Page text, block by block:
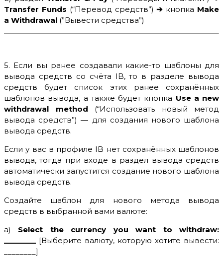
Transfer Funds (“Перевод средств”)➔ кнопка Make
a Withdrawal (”Вывести средства”)
5. Если вы ранее создавали какие-то шаблоны для
вывода средств со счёта IB, то в разделе вывода
средств будет список этих ранее сохранённых
шаблонов вывода, а также будет кнопка Use a new
withdrawal method (“Использовать новый метод
вывода средств”) — для создания нового шаблона
вывода средств.
Если у вас в профиле IB нет сохранённых шаблонов
вывода, тогда при входе в раздел вывода средств
автоматически запустится создание нового шаблона
вывода средств.
Создайте шаблон для нового метода вывода
средств в выбранной вами валюте:
а) Select the currency you want to withdraw:
________ [Выберите валюту, которую хотите вывести:
________]